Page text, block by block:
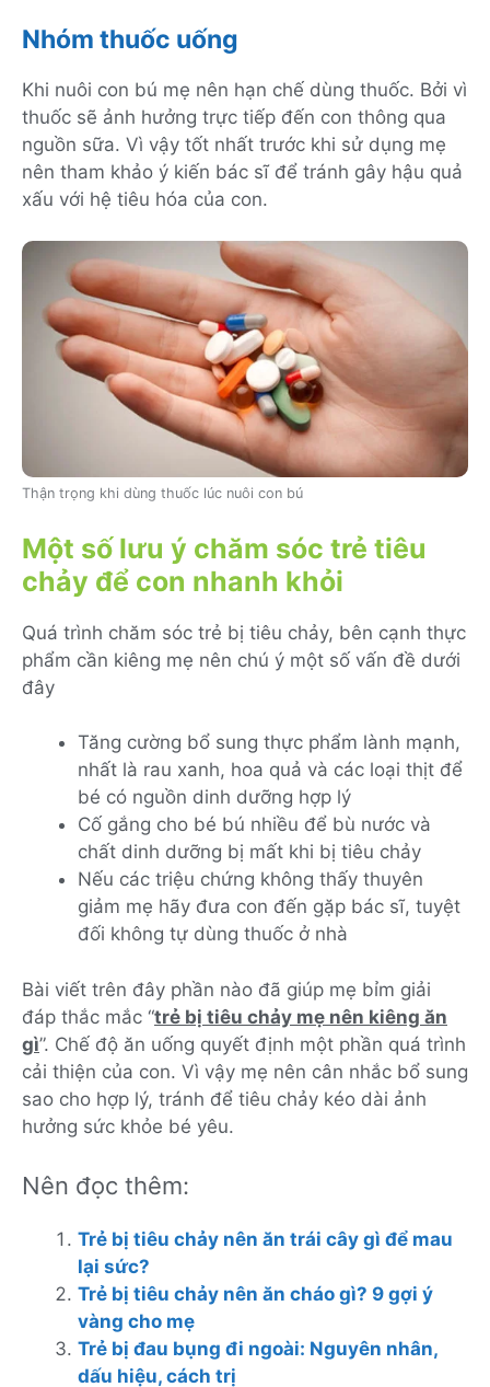
Nhóm thuốc uống
Khi nuôi con bú mẹ nên hạn chế dùng thuốc. Bởi vì
thuốc sẽ ảnh hưởng trực tiếp đến con thông qua
nguồn sữa. Vì vậy tốt nhất trước khi sử dụng mẹ
nên tham khảo ý kiến bác sĩ để tránh gây hậu quả
xấu với hệ tiêu hóa của con.
Thận trọng khi dùng thuốc lúc nuôi con bú
Một số lưu ý chăm sóc trẻ tiêu
chảy để con nhanh khỏi
Quá trình chăm sóc trẻ bị tiêu chảy, bên cạnh thực
phẩm cần kiêng mẹ nên chú ý một số vấn đề dưới
đây
Tăng cường bổ sung thực phẩm lành mạnh,
nhất là rau xanh, hoa quả và các loại thịt để
bé có nguồn dinh dưỡng hợp lý
Cố gắng cho bé bú nhiều để bù nước và
chất dinh dưỡng bị mất khi bị tiêu chảy
Nếu các triệu chứng không thấy thuyên
giảm mẹ hãy đưa con đến gặp bác sĩ, tuyệt
đối không tự dùng thuốc ở nhà
Bài viết trên đây phần nào đã giúp mẹ bỉm giải
đáp thắc mắc “trẻ bị tiêu chảy mẹ nên kiêng ăn
gì”. Chế độ ăn uống quyết định một phần quá trình
cải thiện của con. Vì vậy mẹ nên cân nhắc bổ sung
sao cho hợp lý, tránh để tiêu chảy kéo dài ảnh
hưởng sức khỏe bé yêu.
Nên đọc thêm:
Trẻ bị tiêu chảy nên ăn trái cây gì để mau
lại sức?
Trẻ bị tiêu chảy nên ăn cháo gì? 9 gợi ý
vàng cho mẹ
Trẻ bị đau bụng đi ngoài: Nguyên nhân,
dấu hiệu, cách trị